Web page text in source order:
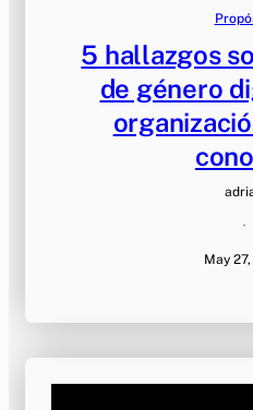
5 hallazgos
de género
·
May